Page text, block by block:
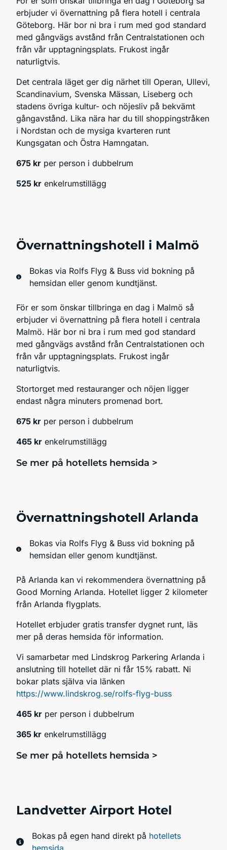
erbjuder vi övernattning på flera hotell i centrala
Göteborg. Här bor ni bra i rum med god standard
med gångvägs avstånd från Centralstationen och
från vår upptagningsplats. Frukost ingår
naturligtvis.
Det centrala läget ger dig närhet till Operan, Ullevi,
Scandinavium, Svenska Mässan, Liseberg och
stadens övriga kultur- och nöjesliv på bekvämt
gångavstånd. Lika nära har du till shoppingstråken
i Nordstan och de mysiga kvarteren runt
Kungsgatan och Östra Hamngatan.
675 kr per person i dubbelrum
525 kr enkelrumstillägg
Övernattningshotell i Malmö
Bokas via Rolfs Flyg & Buss vid bokning på
hemsidan eller genom kundtjänst.
För er som önskar tillbringa en dag i Malmö så
erbjuder vi övernattning på flera hotell i centrala
Malmö. Här bor ni bra i rum med god standard
med gångvägs avstånd från Centralstationen och
från vår upptagningsplats. Frukost ingår
naturligtvis.
Stortorget med restauranger och nöjen ligger
endast några minuters promenad bort.
675 kr per person i dubbelrum
465 kr enkelrumstillägg
Se mer på hotellets hemsida >
Övernattningshotell Arlanda
Bokas via Rolfs Flyg & Buss vid bokning på
hemsidan eller genom kundtjänst.
På Arlanda kan vi rekommendera övernattning på
Good Morning Arlanda. Hotellet ligger 2 kilometer
från Arlanda flygplats.
Hotellet erbjuder gratis transfer dygnet runt, läs
mer på deras hemsida för information.
Vi samarbetar med Lindskrog Parkering Arlanda i
anslutning till hotellet där ni får 15% rabatt. Ni
bokar plats själva via länken
https://www.lindskrog.se/rolfs-flyg-buss
465 kr per person i dubbelrum
365 kr enkelrumstillägg
Se mer på hotellets hemsida >
Landvetter Airport Hotel
Bokas på egen hand direkt på hotellets
hemsida